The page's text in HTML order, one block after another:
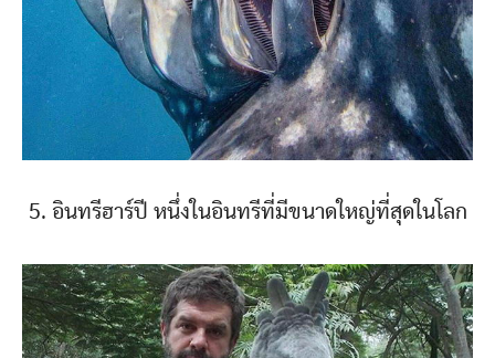
5. อินทรีฮาร์ปี หนึ่งในอินทรีที่มีขนาดใหญ่ที่สุดในโลก